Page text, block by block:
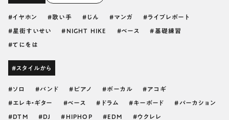
イヤホン 歌い手 じん マンガ ライブレポート
星街すいせい NIGHT HIKE ベース 基礎練習
てにをは
#スタイルから
ソロ バンド ピアノ ボーカル アコギ
エレキ・ギター ベース ドラム キーボード パーカション
DTM DJ HIPHOP EDM ウクレレ